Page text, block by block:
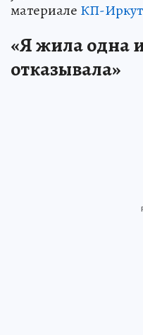
материале КП-
«Я жила одна
отказывала»